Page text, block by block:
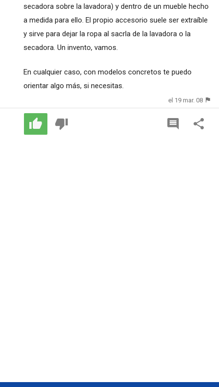
secadora sobre la lavadora) y dentro de un mueble hecho
a medida para ello. El propio accesorio suele ser extraíble
y sirve para dejar la ropa al sacrla de la lavadora o la
secadora. Un invento, vamos.
En cualquier caso, con modelos concretos te puedo
orientar algo más, si necesitas.
el 19 mar. 08